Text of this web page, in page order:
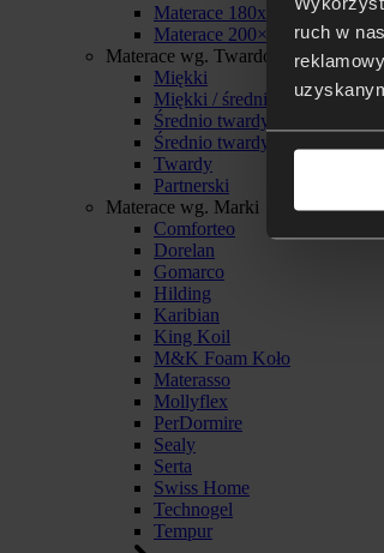
ruch w
Materace 180x200
Materace 200×200
Materace wg. Twardości
Miękki
Miękki / średnio twardy
Średnio twardy
Średnio twardy / twardy
Twardy
Partnerski
Materace wg. Marki
Comforteo
Dorelan
Gomarco
Hilding
Karibian
King Koil
M&K Foam Koło
Materasso
Mollyflex
PerDormire
Sealy
Serta
Swiss Home
Technogel
Tempur